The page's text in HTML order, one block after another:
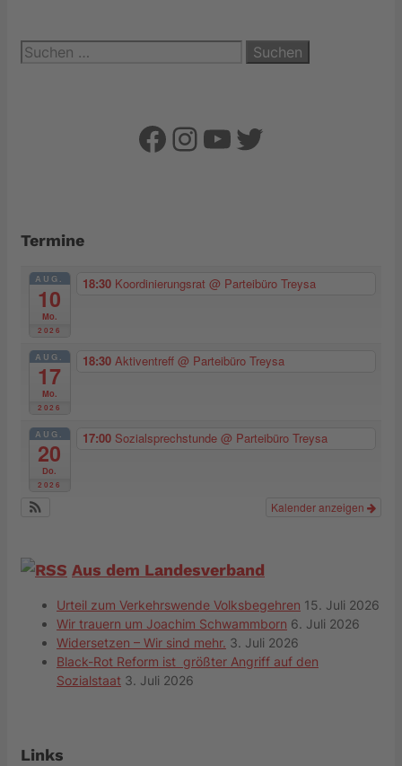
Suchen
nach:
Facebook
Instagram
YouTube
Twitter
Termine
AUG.
10
Mo.
2026
18:30 Koordinierungsrat @ Parteibüro Treysa
AUG.
17
Mo.
2026
18:30 Aktiventreff @ Parteibüro Treysa
AUG.
20
Do.
2026
17:00 Sozialsprechstunde @ Parteibüro Treysa
Kalender anzeigen
Aus dem Landesverband
Urteil zum Verkehrswende Volksbegehren 15. Juli 2026
Wir trauern um Joachim Schwammborn 6. Juli 2026
Widersetzen – Wir sind mehr. 3. Juli 2026
Black-Rot Reform ist größter Angriff auf den
Sozialstaat 3. Juli 2026
Links